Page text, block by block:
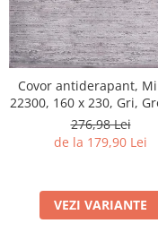
Covor antiderapant,
22300, 160 x 230, Gri,
4mm
276,98 Lei
de la 179,90 Lei
VEZI VARIANTE